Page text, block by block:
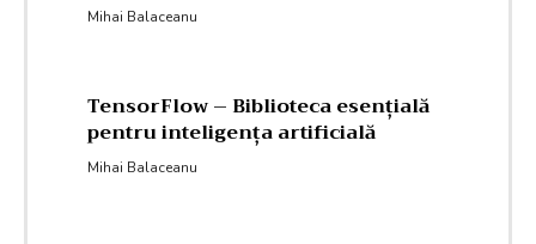
Mihai Balaceanu
TensorFlow – Biblioteca esențială
pentru inteligența artificială
Mihai Balaceanu